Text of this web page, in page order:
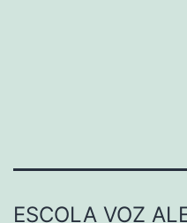
ESCOLA VOZ